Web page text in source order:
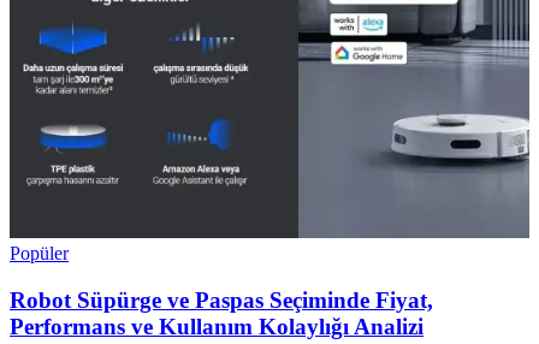
Popüler
Robot Süpürge ve Paspas Seçiminde Fiyat,
Performans ve Kullanım Kolaylığı Analizi